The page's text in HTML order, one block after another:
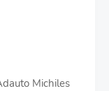
Michiles